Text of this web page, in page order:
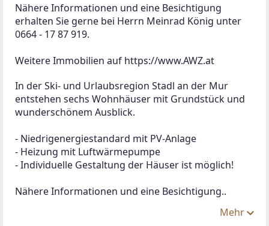
Nähere Informationen und eine Besichtigung
erhalten Sie gerne bei Herrn Meinrad König unter
0664 - 17 87 919.
Weitere Immobilien auf https://www.AWZ.at
In der Ski- und Urlaubsregion Stadl an der Mur
entstehen sechs Wohnhäuser mit Grundstück und
wunderschönem Ausblick.
- Niedrigenergiestandard mit PV-Anlage
- Heizung mit Luftwärmepumpe
- Individuelle Gestaltung der Häuser ist möglich!
Nähere Informationen und eine Besichtigung..
Mehr